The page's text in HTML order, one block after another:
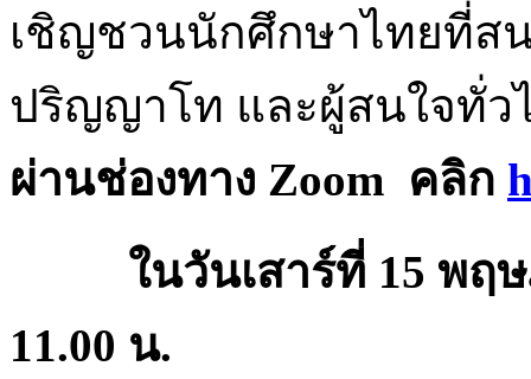
เชิญชวนนักศึกษาไทยที่ส
ปริญญาโท และผู้สนใจทั่ว
ผ่านช่องทาง Zoom คลิก
ในวันเสาร์ที่ 15 พฤษภ
11.00 น.